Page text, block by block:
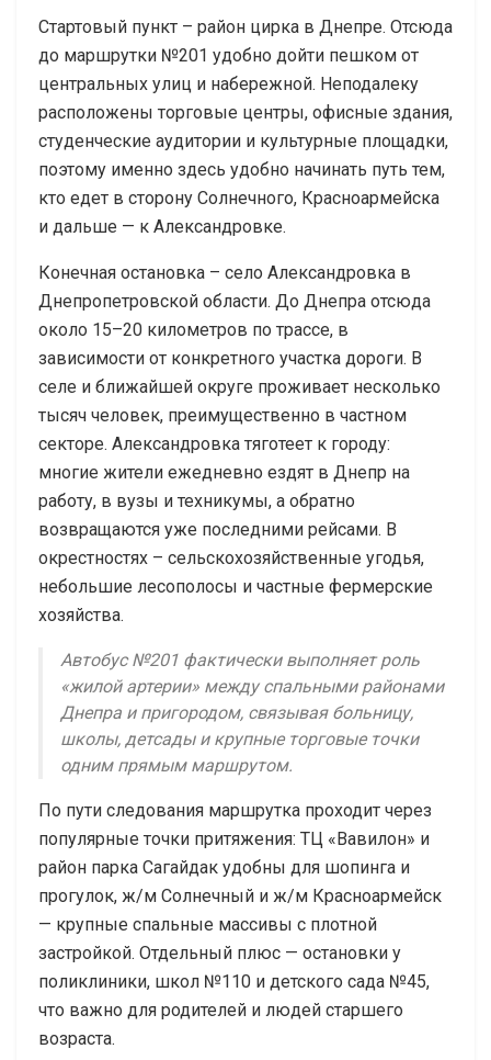
Стартовый пункт – район цирка в Днепре. Отсюда
до маршрутки №201 удобно дойти пешком от
центральных улиц и набережной. Неподалеку
расположены торговые центры, офисные здания,
студенческие аудитории и культурные площадки,
поэтому именно здесь удобно начинать путь тем,
кто едет в сторону Солнечного, Красноармейска
и дальше — к Александровке.
Конечная остановка – село Александровка в
Днепропетровской области. До Днепра отсюда
около 15–20 километров по трассе, в
зависимости от конкретного участка дороги. В
селе и ближайшей округе проживает несколько
тысяч человек, преимущественно в частном
секторе. Александровка тяготеет к городу:
многие жители ежедневно ездят в Днепр на
работу, в вузы и техникумы, а обратно
возвращаются уже последними рейсами. В
окрестностях – сельскохозяйственные угодья,
небольшие лесополосы и частные фермерские
хозяйства.
Автобус №201 фактически выполняет роль
«жилой артерии» между спальными районами
Днепра и пригородом, связывая больницу,
школы, детсады и крупные торговые точки
одним прямым маршрутом.
По пути следования маршрутка проходит через
популярные точки притяжения: ТЦ «Вавилон» и
район парка Сагайдак удобны для шопинга и
прогулок, ж/м Солнечный и ж/м Красноармейск
— крупные спальные массивы с плотной
застройкой. Отдельный плюс — остановки у
поликлиники, школ №110 и детского сада №45,
что важно для родителей и людей старшего
возраста.